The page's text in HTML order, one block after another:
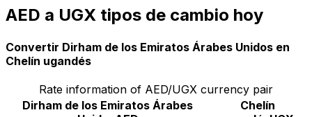
AED a UGX tipos de cambio hoy
Convertir Dirham de los Emiratos Árabes Unidos en
Chelín ugandés
Rate information of AED/UGX currency pair
Dirham de los Emiratos Árabes
Chelín